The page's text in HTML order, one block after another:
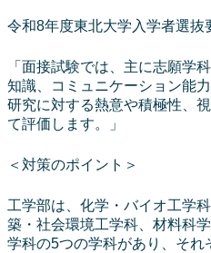
令和8年度東北大学入学者選抜
「面接試験では、主に志願学
知識、コミュニケーション能
研究に対する熱意や積極性、
て評価します。」
＜対策のポイント＞
工学部は、化学・バイオ工学
築・社会環境工学科、材料科
学科の5つの学科があり、そ